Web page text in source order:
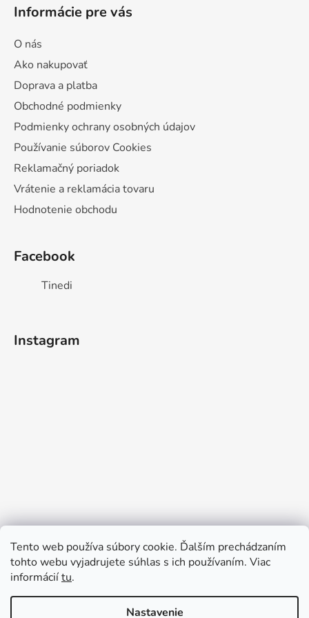
Tento web používa súbory cookie. Ďalším prechádzaním
tohto webu vyjadrujete súhlas s ich používaním. Viac
informáciítu.
Nastavenie
Informácie pre vás
O nás
Ako nakupovať
Doprava a platba
Obchodné podmienky
Podmienky ochrany osobných údajov
Používanie súborov Cookies
Reklamačný poriadok
Vrátenie a reklamácia tovaru
Hodnotenie obchodu
Facebook
Tinedi
Instagram